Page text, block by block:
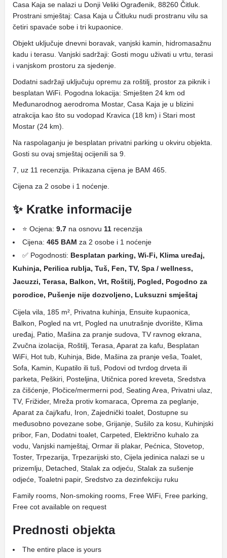
Casa Kaja se nalazi u Donji Veliki Ograđenik, 88260 Čitluk.
Prostrani smještaj: Casa Kaja u Čitluku nudi prostranu vilu sa
četiri spavaće sobe i tri kupaonice.
Objekt uključuje dnevni boravak, vanjski kamin, hidromasažnu
kadu i terasu. Vanjski sadržaji: Gosti mogu uživati ​​u vrtu, terasi
i vanjskom prostoru za sjedenje.
Dodatni sadržaji uključuju opremu za roštilj, prostor za piknik i
besplatan WiFi. Pogodna lokacija: Smješten 24 km od
Međunarodnog aerodroma Mostar, Casa Kaja je u blizini
atrakcija kao što su vodopad Kravica (18 km) i Stari most
Mostar (24 km).
Na raspolaganju je besplatan privatni parking u okviru objekta.
Gosti su ovaj smještaj ocijenili sa 9.
7, uz 11 recenzija. Prikazana cijena je BAM 465.
Cijena za 2 osobe i 1 noćenje.
✨ Kratke informacije
⭐ Ocjena: 9.7 na osnovu 11 recenzija
Cijena: 465 BAM za 2 osobe i 1 noćenje
✅ Pogodnosti: Besplatan parking, Wi-Fi, Klima uređaj,
Kuhinja, Perilica rublja, Tuš, Fen, TV, Spa / wellness,
Jacuzzi, Terasa, Balkon, Vrt, Roštilj, Pogled, Pogodno za
porodice, Pušenje nije dozvoljeno, Luksuzni smještaj
Cijela vila, 185 m², Privatna kuhinja, Ensuite kupaonica,
Balkon, Pogled na vrt, Pogled na unutrašnje dvorište, Klima
uređaj, Patio, Mašina za pranje sudova, TV ravnog ekrana,
Zvučna izolacija, Roštilj, Terasa, Aparat za kafu, Besplatan
WiFi, Hot tub, Kuhinja, Bide, Mašina za pranje veša, Toalet,
Sofa, Kamin, Kupatilo ili tuš, Podovi od tvrdog drveta ili
parketa, Peškiri, Posteljina, Utičnica pored kreveta, Sredstva
za čišćenje, Pločice/mermerni pod, Seating Area, Privatni ulaz,
TV, Frižider, Mreža protiv komaraca, Oprema za peglanje,
Aparat za čaj/kafu, Iron, Zajednički toalet, Dostupne su
međusobno povezane sobe, Grijanje, Sušilo za kosu, Kuhinjski
pribor, Fan, Dodatni toalet, Carpeted, Električno kuhalo za
vodu, Vanjski namještaj, Ormar ili plakar, Pećnica, Stovetop,
Toster, Trpezarija, Trpezarijski sto, Cijela jedinica nalazi se u
prizemlju, Detached, Stalak za odjeću, Stalak za sušenje
odjeće, Toaletni papir, Sredstvo za dezinfekciju ruku
Family rooms, Non-smoking rooms, Free WiFi, Free parking,
Free cot available on request
Prednosti objekta
The entire place is yours